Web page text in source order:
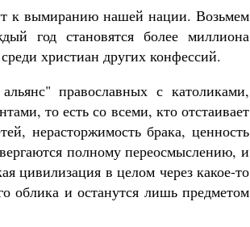
к вымиранию нашей нации. Возьмем
год становятся более миллиона
христиан других конфессий.
православных с католиками,
то есть со всеми, кто отстаивает
нерасторжимость брака, ценность
полному переосмыслению, и
цивилизация в целом через какое-то
облика и останутся лишь предметом